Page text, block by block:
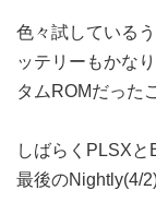
色々試している
ッテリーもかな
タムROMだった
しばらくPLSX
最後のNightly(4/